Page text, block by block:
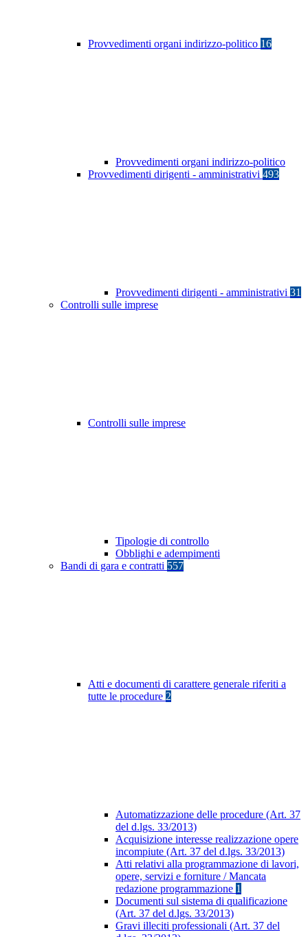
Provvedimenti organi indirizzo-politico 16
Provvedimenti organi indirizzo-politico
Provvedimenti dirigenti - amministrativi 493
Provvedimenti dirigenti - amministrativi 31
Controlli sulle imprese
Controlli sulle imprese
Tipologie di controllo
Obblighi e adempimenti
Bandi di gara e contratti 557
Atti e documenti di carattere generale riferiti a
tutte le procedure 2
Automatizzazione delle procedure (Art. 37
del d.lgs. 33/2013)
Acquisizione interesse realizzazione opere
incompiute (Art. 37 del d.lgs. 33/2013)
Atti relativi alla programmazione di lavori,
opere, servizi e forniture / Mancata
redazione programmazione 1
Documenti sul sistema di qualificazione
(Art. 37 del d.lgs. 33/2013)
Gravi illeciti professionali (Art. 37 del